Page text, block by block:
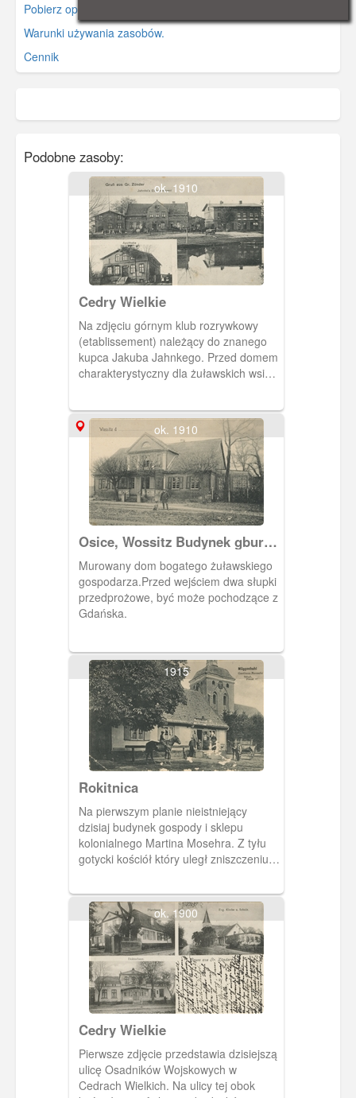
Pobierz opis
Warunki używania zasobów.
Cennik
Podobne zasoby:
ok. 1910
Cedry Wielkie
Na zdjęciu górnym klub rozrywkowy
(etablissement) należący do znanego
kupca Jakuba Jahnkego. Przed domem
charakterystyczny dla żuławskich wsi
Brunona Schapera (wcześniej
właścicielem był H. Gerlach). Po wojnie
do1989 roku mieściła się w tym
budynku restauracja Pod kasztanami.
ok. 1910
Osice, Wossitz Budynek gburski
z przełomu XVIII i XIX w.
Murowany dom bogatego żuławskiego
gospodarza.Przed wejściem dwa słupki
przedprożowe, być może pochodzące z
Gdańska.
1915
Rokitnica
Na pierwszym planie nieistniejący
dzisiaj budynek gospody i sklepu
kolonialnego Martina Mosehra. Z tyłu
gotycki kościół który uległ zniszczeniu w
ok. 1900
Cedry Wielkie
Pierwsze zdjęcie przedstawia dzisiejszą
ulicę Osadników Wojskowych w
Cedrach Wielkich. Na ulicy tej obok